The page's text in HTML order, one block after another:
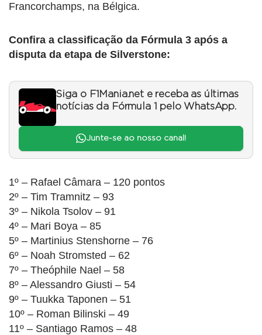
Francorchamps, na Bélgica.
Confira a classificação da Fórmula 3 após a
disputa da etapa de Silverstone:
Siga o F1Mania.net e receba as últimas
notícias da Fórmula 1 pelo WhatsApp.
Junte-se ao nosso canal!
1º – Rafael Câmara – 120 pontos
2º – Tim Tramnitz – 93
3º – Nikola Tsolov – 91
4º – Mari Boya – 85
5º – Martinius Stenshorne – 76
6º – Noah Stromsted – 62
7º – Theóphile Nael – 58
8º – Alessandro Giusti – 54
9º – Tuukka Taponen – 51
10º – Roman Bilinski – 49
11º – Santiago Ramos – 48